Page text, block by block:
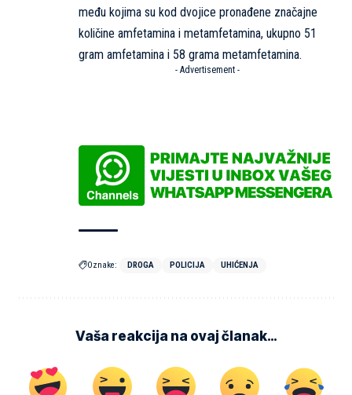
među kojima su kod dvojice pronađene značajne
količine amfetamina i metamfetamina, ukupno 51
gram amfetamina i 58 grama metamfetamina.
- Advertisement -
Oznake: DROGA POLICIJA UHIĆENJA
Vaša reakcija na ovaj članak…